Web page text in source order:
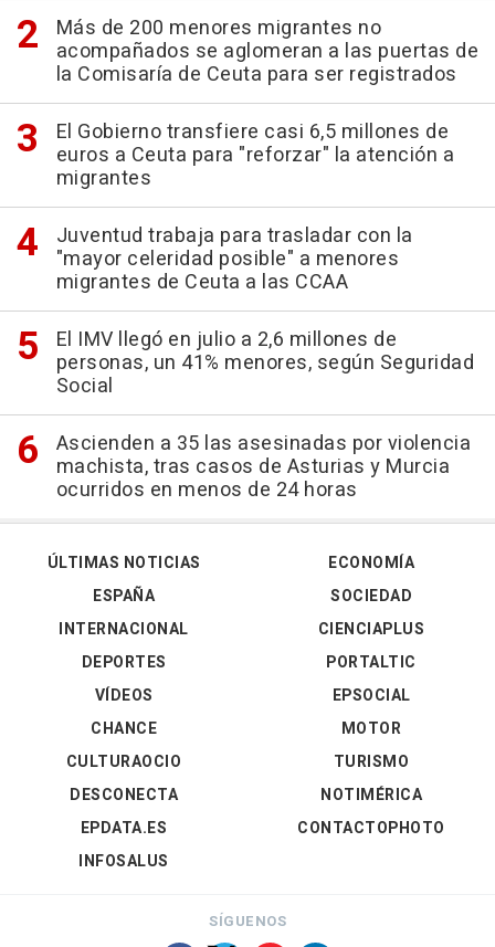
Más de 200 menores migrantes no
acompañados se aglomeran a las puertas de
la Comisaría de Ceuta para ser registrados
El Gobierno transfiere casi 6,5 millones de
euros a Ceuta para "reforzar" la atención a
migrantes
Juventud trabaja para trasladar con la
"mayor celeridad posible" a menores
migrantes de Ceuta a las CCAA
El IMV llegó en julio a 2,6 millones de
personas, un 41% menores, según Seguridad
Social
Ascienden a 35 las asesinadas por violencia
machista, tras casos de Asturias y Murcia
ocurridos en menos de 24 horas
ÚLTIMAS NOTICIAS
ESPAÑA
INTERNACIONAL
DEPORTES
VÍDEOS
ECONOMÍA
SOCIEDAD
CIENCIAPLUS
PORTALTIC
EPSOCIAL
CHANCE
CULTURAOCIO
DESCONECTA
EPDATA.ES
INFOSALUS
MOTOR
TURISMO
NOTIMÉRICA
CONTACTOPHOTO
SÍGUENOS